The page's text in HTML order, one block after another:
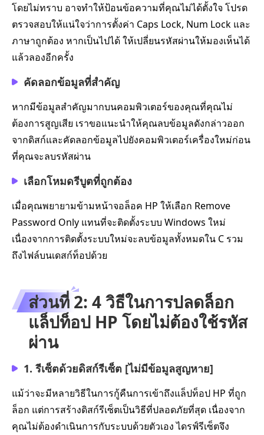
โดยไม่ทราบ อาจทำให้ป้อนข้อความที่คุณไม่ได้ตั้งใจ โปรด
ตรวจสอบให้แน่ใจว่าการตั้งค่า Caps Lock, Num Lock และ
ภาษาถูกต้อง หากเป็นไปได้ ให้เปลี่ยนรหัสผ่านให้มองเห็นได้
แล้วลองอีกครั้ง
คัดลอกข้อมูลที่สำคัญ
หากมีข้อมูลสำคัญมากบนคอมพิวเตอร์ของคุณที่คุณไม่
ต้องการสูญเสีย เราขอแนะนำให้คุณลบข้อมูลดังกล่าวออก
จากดิสก์และคัดลอกข้อมูลไปยังคอมพิวเตอร์เครื่องใหม่ก่อน
ที่คุณจะลบรหัสผ่าน
เลือกโหมดรีบูตที่ถูกต้อง
เมื่อคุณพยายามข้ามหน้าจอล็อค HP ให้เลือก Remove
Password Only แทนที่จะติดตั้งระบบ Windows ใหม่
เนื่องจากการติดตั้งระบบใหม่จะลบข้อมูลทั้งหมดใน C รวม
ถึงไฟล์บนเดสก์ท็อปด้วย
ส่วนที่ 2: 4 วิธีในการปลดล็อก
แล็ปท็อป HP โดยไม่ต้องใช้รหัส
ผ่าน
1. รีเซ็ตด้วยดิสก์รีเซ็ต [ไม่มีข้อมูลสูญหาย]
แม้ว่าจะมีหลายวิธีในการกู้คืนการเข้าถึงแล็ปท็อป HP ที่ถูก
ล็อก แต่การสร้างดิสก์รีเซ็ตเป็นวิธีที่ปลอดภัยที่สุด เนื่องจาก
คุณไม่ต้องดำเนินการกับระบบด้วยตัวเอง ไดรฟ์รีเซ็ตจึง